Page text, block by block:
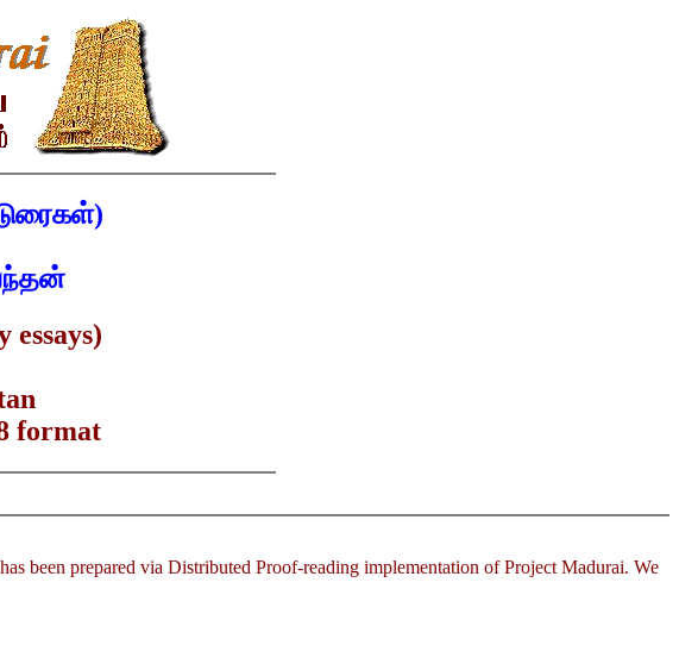
format
been prepared via Distributed Proof-reading implementation of Project Madurai. We